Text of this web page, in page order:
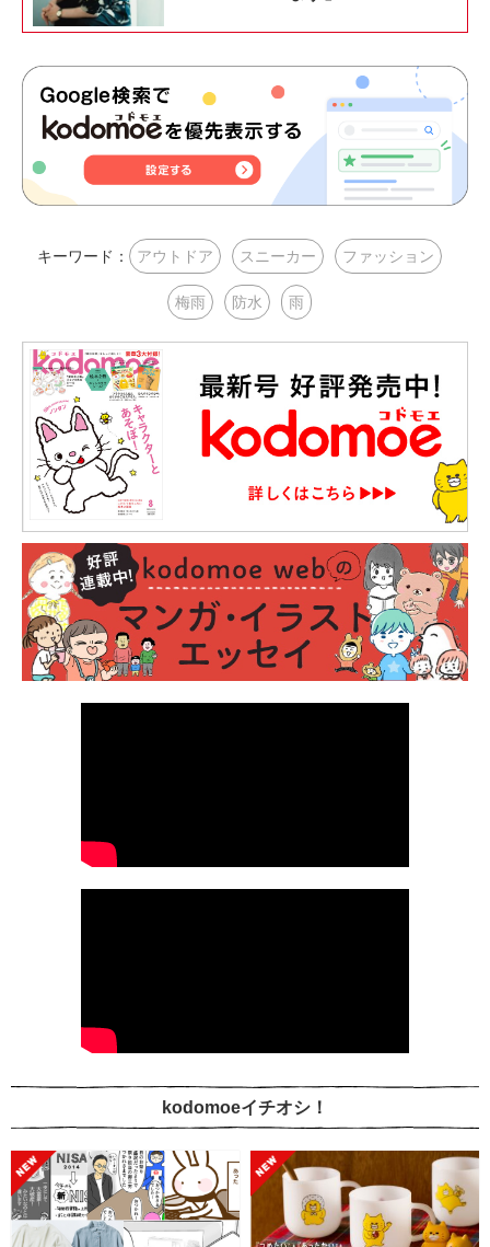
キーワード： アウトドア スニーカー ファッション
梅雨 防水 雨
kodomoeイチオシ！